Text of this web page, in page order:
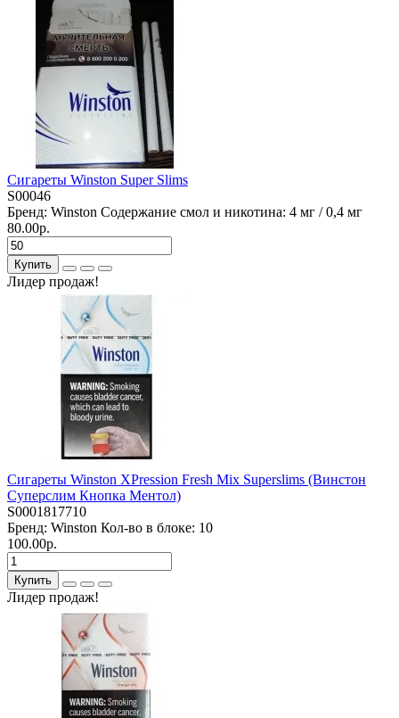
Сигареты Winston Super Slims
S00046
Бренд: Winston Содержание смол и никотина: 4 мг / 0,4 мг
80.00р.
Купить
Лидер продаж!
Сигареты Winston XPression Fresh Mix Superslims (Винстон
Суперслим Кнопка Ментол)
S0001817710
Бренд: Winston Кол-во в блоке: 10
100.00р.
Купить
Лидер продаж!